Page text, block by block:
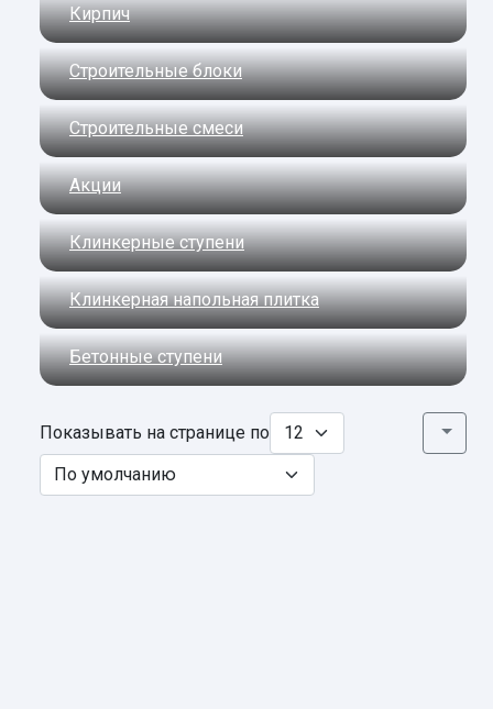
Кирпич
Строительные блоки
Строительные смеси
Акции
Клинкерные ступени
Клинкерная напольная плитка
Бетонные ступени
Показывать на странице по